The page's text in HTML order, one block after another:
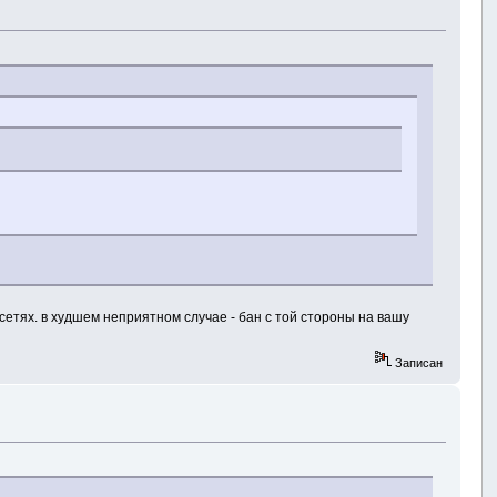
в худшем неприятном случае - бан с той стороны на вашу
Записан